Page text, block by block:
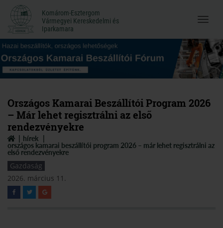
Komárom-Esztergom
Vármegyei Kereskedelmi és
Iparkamara
Komárom-Esztergom
Vármegyei Kereskedelmi és
Iparkamara
Menü
Országos Kamarai Beszállítói Program 2026
– Már lehet regisztrálni az első
rendezvényekre
hírek
országos kamarai beszállítói program 2026 – már lehet regisztrálni az
első rendezvényekre
Gazdaság
2026. március 11.